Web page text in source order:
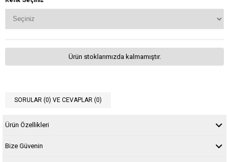
Ürün stoklarımızda kalmamıştır.
SORULAR (0) VE CEVAPLAR (0)
Ürün Özellikleri
Bize Güvenin